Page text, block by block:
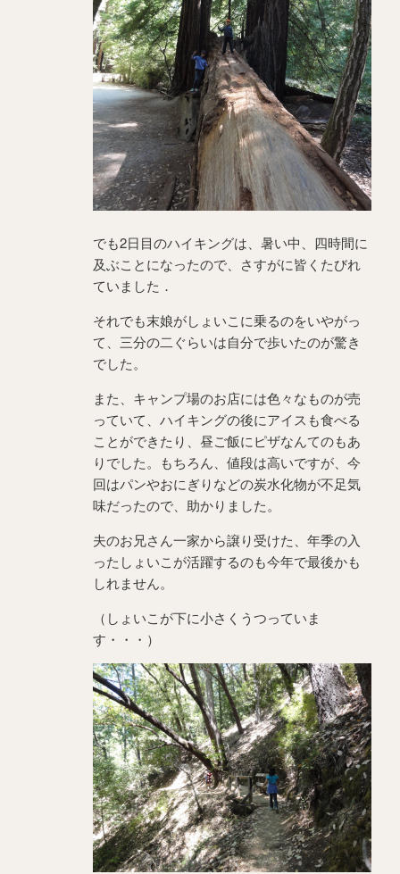
でも2日目のハイキングは、暑い中、四時間に
及ぶことになったので、さすがに皆くたびれ
ていました．
それでも末娘がしょいこに乗るのをいやがっ
て、三分の二ぐらいは自分で歩いたのが驚き
でした。
また、キャンプ場のお店には色々なものが売
っていて、ハイキングの後にアイスも食べる
ことができたり、昼ご飯にピザなんてのもあ
りでした。もちろん、値段は高いですが、今
回はパンやおにぎりなどの炭水化物が不足気
味だったので、助かりました。
夫のお兄さん一家から譲り受けた、年季の入
ったしょいこが活躍するのも今年で最後かも
しれません。
（しょいこが下に小さくうつっていま
す・・・）